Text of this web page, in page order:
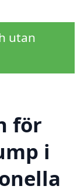
utan
för
i